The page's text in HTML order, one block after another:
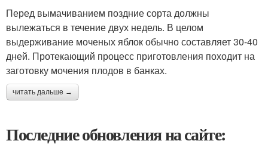
Перед вымачиванием поздние сорта должны
вылежаться в течение двух недель. В целом
выдерживание моченых яблок обычно составляет 30-40
дней. Протекающий процесс приготовления походит на
заготовку мочения плодов в банках.
читать дальше →
Последние обновления на сайте: